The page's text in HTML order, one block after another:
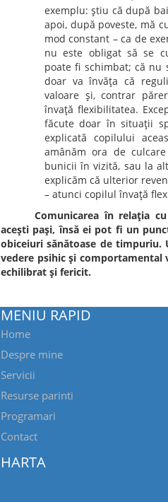
exemplu: ştiu că după
apoi, după poveste, mă
mod constant – ca de
nu este obligat să se
poate fi schimbat; că nu
doar va învăţa că
valoare şi, contrar
învaţă flexibilitatea.
făcute doar în situaţii
explicată copilului
amânăm ora de
bunicii în vizită, sau la
explicăm că ulterior
– atunci copilul învaţă
Comunicarea în relaţia
aceşti paşi, însă ei pot fi un
obiceiuri sănătoase de
vedere psihic şi
echilibrat şi fericit.
MENIU RAPID
Home
Despre mine
Servicii
Resurse parinti
Programari
Contact
HARTA